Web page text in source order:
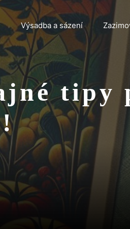
Výsadba a sázení
tipy